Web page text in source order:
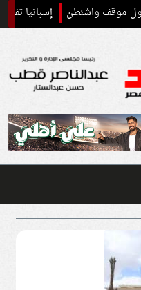
واشنطن إسبانيا تفرض ضوابط